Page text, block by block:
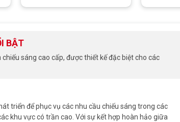
BẬT
sáng cao cấp, được thiết kế đặc biệt cho các
triển để phục vụ các nhu cầu chiếu sáng trong các
khu vực có trần cao. Với sự kết hợp hoàn hảo giữa